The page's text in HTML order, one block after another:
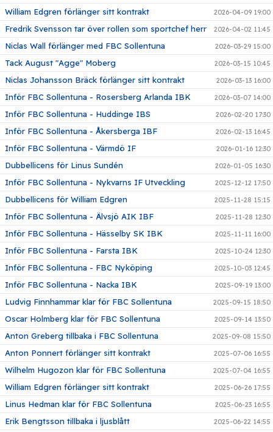
William Edgren förlänger sitt kontrakt 2026-04-09 19:00
Fredrik Svensson tar över rollen som sportchef herr 2026-04-02 11:45
Niclas Wall förlänger med FBC Sollentuna 2026-03-29 15:00
Tack August "Agge" Moberg 2026-03-15 10:45
Niclas Johansson Bräck förlänger sitt kontrakt 2026-03-13 16:00
Inför FBC Sollentuna - Rosersberg Arlanda IBK 2026-03-07 14:00
Inför FBC Sollentuna - Huddinge IBS 2026-02-20 17:30
Inför FBC Sollentuna - Åkersberga IBF 2026-02-13 16:45
Inför FBC Sollentuna - Värmdö IF 2026-01-16 12:30
Dubbellicens för Linus Sundén 2026-01-05 16:30
Inför FBC Sollentuna - Nykvarns IF Utveckling 2025-12-12 17:50
Dubbellicens för William Edgren 2025-11-28 15:15
Inför FBC Sollentuna - Älvsjö AIK IBF 2025-11-28 12:30
Inför FBC Sollentuna - Hässelby SK IBK 2025-11-11 16:00
Inför FBC Sollentuna - Farsta IBK 2025-10-24 12:30
Inför FBC Sollentuna - FBC Nyköping 2025-10-03 12:45
Inför FBC Sollentuna - Nacka IBK 2025-09-19 13:00
Ludvig Finnhammar klar för FBC Sollentuna 2025-09-15 18:50
Oscar Holmberg klar för FBC Sollentuna 2025-09-14 13:50
Anton Greberg tillbaka i FBC Sollentuna 2025-09-08 15:50
Anton Ponnert förlänger sitt kontrakt 2025-07-06 16:55
Wilhelm Hugozon klar för FBC Sollentuna 2025-07-04 16:55
William Edgren förlänger sitt kontrakt 2025-06-26 17:55
Linus Hedman klar för FBC Sollentuna 2025-06-23 16:55
Erik Bengtsson tillbaka i ljusblått 2025-06-22 14:55